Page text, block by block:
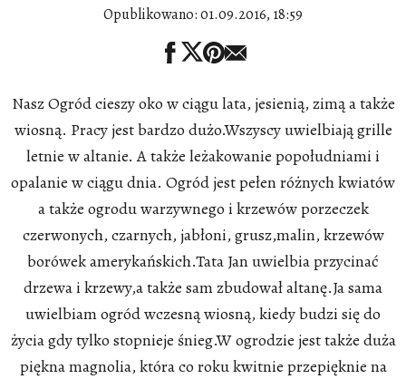
Opublikowano:01.09.2016, 18:59
Nasz Ogród cieszy oko w ciągu lata, jesienią, zimą a także
wiosną. Pracy jest bardzo dużo.Wszyscy uwielbiają grille
letnie w altanie. A także leżakowanie popołudniami i
opalanie w ciągu dnia. Ogród jest pełen różnych kwiatów
a także ogrodu warzywnego i krzewów porzeczek
czerwonych, czarnych, jabłoni, grusz,malin, krzewów
borówek amerykańskich.Tata Jan uwielbia przycinać
drzewa i krzewy,a także sam zbudował altanę.Ja sama
uwielbiam ogród wczesną wiosną, kiedy budzi się do
życia gdy tylko stopnieje śnieg.W ogrodzie jest także duża
piękna magnolia, która co roku kwitnie przepięknie na